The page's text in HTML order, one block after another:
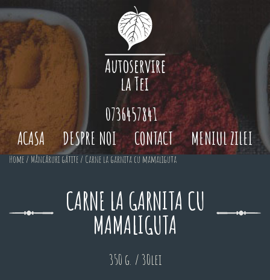
ACASA DESPRE NOI CONTACT MENIUL ZILEI
0736457841
Home / Mâncăruri gătite / Carne la garnita cu mamaliguta
CARNE LA GARNITA CU
MAMALIGUTA
350 g. / 30lei